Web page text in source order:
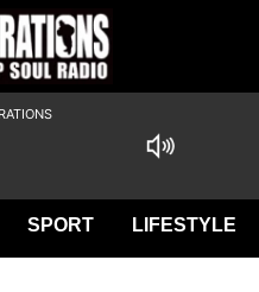
SPORT LIFESTYLE